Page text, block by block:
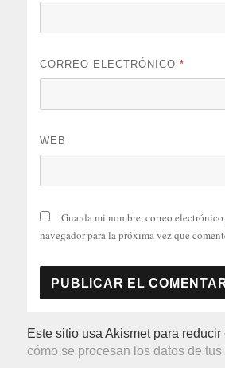
CORREO ELECTRÓNICO*
WEB
Guarda mi nombre, correo electrónico
navegador para la próxima vez que
Este sitio usa Akismet para
cómo se procesan los datos de